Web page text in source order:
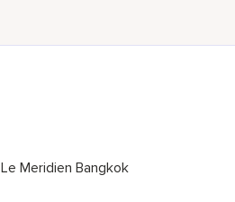
Le Meridien Bangkok